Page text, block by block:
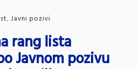
, Javni pozivi
rang lista
Javnom pozivu